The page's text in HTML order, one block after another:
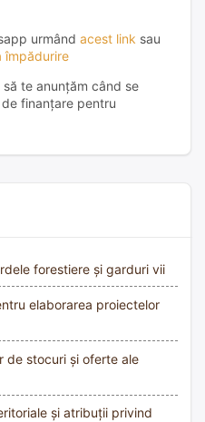
urmând acest link sau
împădurire
să te anunțăm când se
finanțare pentru
forestiere și garduri vii
elaborarea proiectelor
de stocuri și oferte ale
și atribuții privind